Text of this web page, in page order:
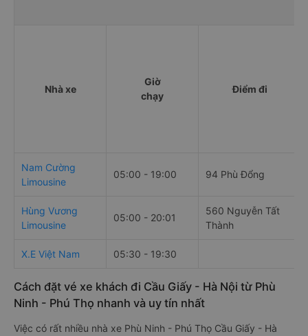
Nhà xe
Giờ
chạy
Điểm đi
Nam Cường
Limousine
05:00 - 19:00 94 Phù Đổng
Hùng Vương
Limousine
05:00 - 20:01
560 Nguyễn Tất
Thành
X.E Việt Nam 05:30 - 19:30
Cách đặt vé xe khách đi Cầu Giấy - Hà Nội từ Phù
Ninh - Phú Thọ nhanh và uy tín nhất
Việc có rất nhiều nhà xe Phù Ninh - Phú Thọ Cầu Giấy - Hà